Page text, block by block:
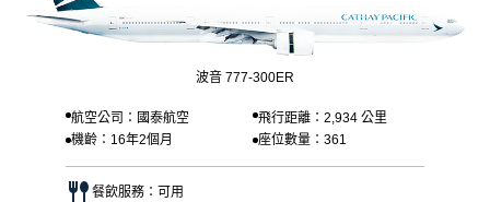
波音 777-300ER
航空公司：國泰航空
飛行距離：2,934 公里
機齡：16年2個月
座位數量：361
餐飲服務：可用